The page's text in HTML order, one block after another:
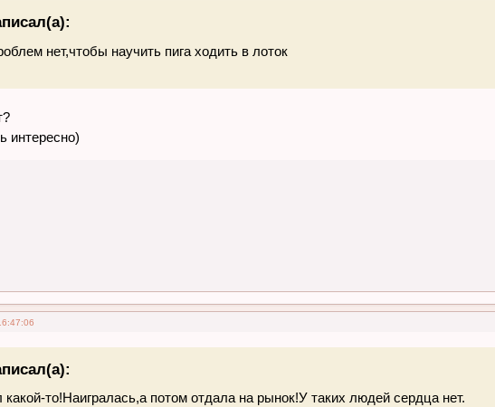
нет,чтобы научить пига ходить в лоток
интересно)
какой-то!Наигралась,а потом отдала на рынок!У таких людей сердца нет.